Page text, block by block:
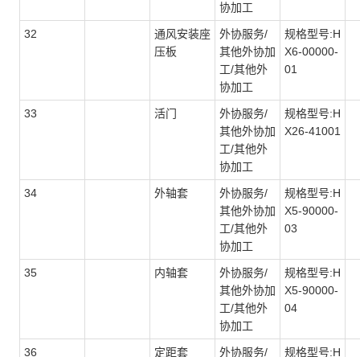
协加工
32
通风安装座
压板
外协服务/
其他外协加
工/其他外
协加工
规格型号:H
X6-00000-
01
33 活门
外协服务/
其他外协加
工/其他外
协加工
规格型号:H
X26-41001
34 外轴套
外协服务/
其他外协加
工/其他外
协加工
规格型号:H
X5-90000-
03
35 内轴套
外协服务/
其他外协加
工/其他外
协加工
规格型号:H
X5-90000-
04
36 定距套
外协服务/
规格型号:H